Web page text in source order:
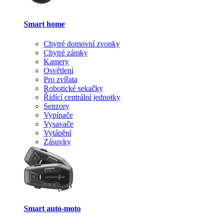
Smart home
Chytré domovní zvonky
Chytré zámky
Kamery
Osvětlení
Pro zvířata
Robotické sekačky
Řídící centrální jednotky
Senzory
Vypínače
Vysavače
Vytápění
Zásuvky
Smart auto-moto